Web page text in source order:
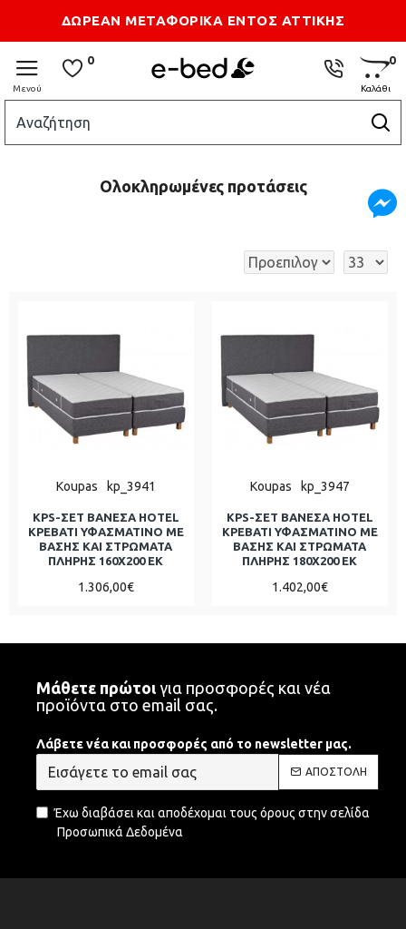
ΔΩΡΕΑΝ ΜΕΤΑΦΟΡΙΚΑ ΕΝΤΟΣ ΑΤΤΙΚΗΣ
Τρόποι Αποστολής Επικοιωνία
0 0
Ολοκληρωμένες προτάσεις
Koupas kp_3941
KPS-ΣΕΤ ΒΑΝΕΣΑ HOTEL
ΚΡΕΒΑΤΙ ΥΦΑΣΜΑΤΙΝΟ ΜΕ
ΒΑΣΗΣ ΚΑΙ ΣΤΡΩΜΑΤΑ
ΠΛΗΡΗΣ 160Χ200 ΕΚ
1.306,00€
Koupas kp_3947
KPS-ΣΕΤ ΒΑΝΕΣΑ HOTEL
ΚΡΕΒΑΤΙ ΥΦΑΣΜΑΤΙΝΟ ΜΕ
ΒΑΣΗΣ ΚΑΙ ΣΤΡΩΜΑΤΑ
ΠΛΗΡΗΣ 180Χ200 ΕΚ
1.402,00€
Μάθετε πρώτοι για προσφορές και νέα
προϊόντα στο email σας.
Λάβετε νέα και προσφορές από το newsletter μας.
ΑΠΟΣΤΟΛΉ
Έχω διαβάσει και αποδέχομαι τους όρους στην σελίδα
Προσωπικά Δεδομένα